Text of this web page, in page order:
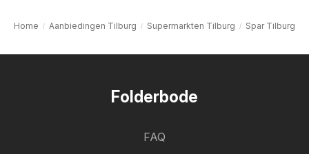
Home Aanbiedingen Tilburg Supermarkten Tilburg Spar Tilburg
Folderbode
FAQ